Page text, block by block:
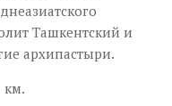
Ташкентский и
архипастыри.
км.